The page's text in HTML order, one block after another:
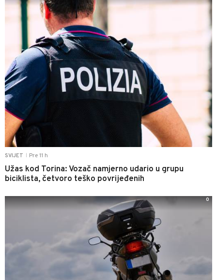
SVIJET Pre 11 h
Užas kod Torina: Vozač namjerno udario u grupu
biciklista, četvoro teško povrijeđenih
0